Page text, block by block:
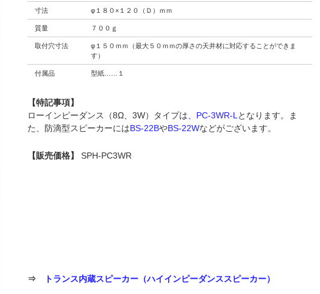
寸法 φ１８０×１２０（Ｄ）ｍｍ
質量 ７００ｇ
取付穴寸法
φ１５０ｍｍ（最大５０ｍｍの厚さの天井材に対応することができま
す）
付属品 型紙……１
【特記事項】
ローインピーダンス（8Ω、3W）タイプは、PC-3WR-Lとなります。ま
た、防滴型スピーカーにはBS-22BやBS-22Wなどがございます。
【販売価格】 SPH-PC3WR
⇒ トランス内蔵スピーカー（ハイインピーダンススピーカー）